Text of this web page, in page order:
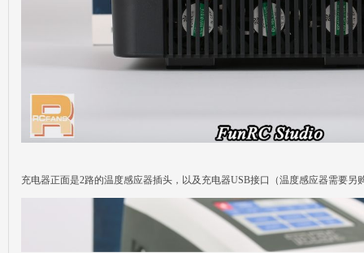
充电器正面是2路的温度感应器插头，以及充电器USB接口（温度感应器需要另